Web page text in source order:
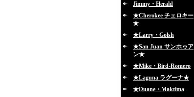
Jimmy・Herald
★Cherokee チェロキー
★
★Larry・Golsh
★San Juan サンホゥア
ン★
★Mike・Bird-Romero
★Laguna ラグーナ★
★Duane・Maktima